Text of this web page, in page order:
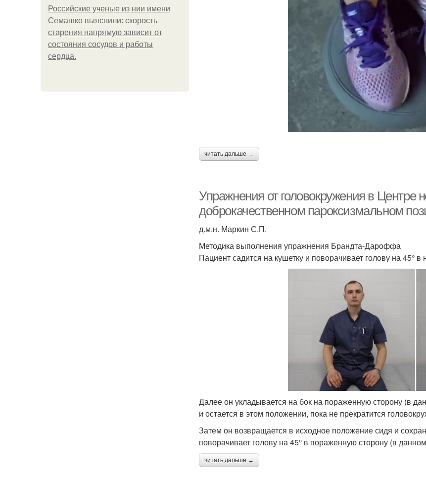
Российские ученые из нии имени
Семашко выяснили: скорость
старения напрямую зависит от
состояния сосудов и работы
сердца.
читать дальше →
Упражнения от головокружения в
доброкачественном пароксизмальном
д.м.н. Маркин С.П.
Методика выполнения упражнения Брандта-Дароффа
Пациент садится на кушетку и поворачивает голову на 45°
Далее он укладывается на бок на пораженную сторону (в
и остается в этом положении, пока не прекратится
Затем он возвращается в исходное положение сидя и
поворачивает голову на 45° в пораженную сторону (в
читать дальше →